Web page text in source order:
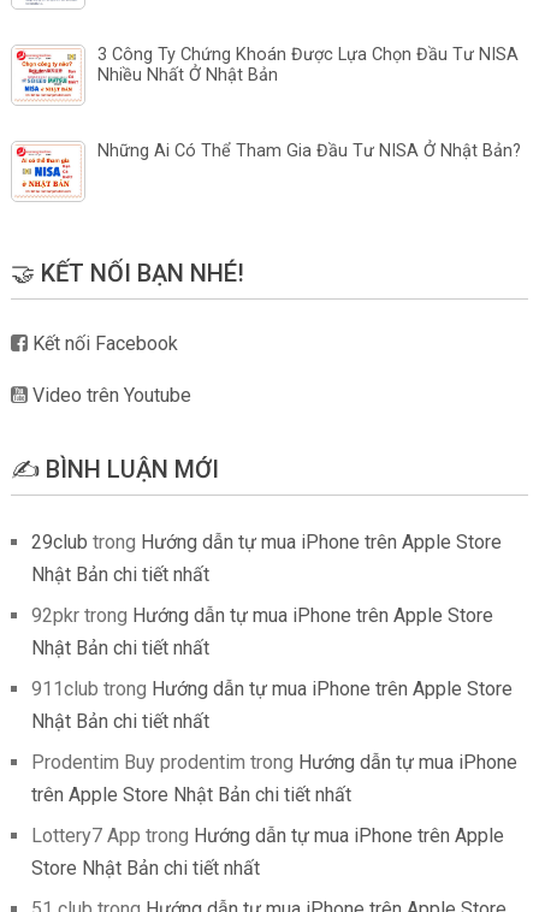
3 Công Ty Chứng Khoán Được Lựa Chọn Đầu Tư NISA
Nhiều Nhất Ở Nhật Bản
Những Ai Có Thể Tham Gia Đầu Tư NISA Ở Nhật Bản?
🤝 KẾT NỐI BẠN NHÉ!
Kết nối Facebook
Video trên Youtube
✍️ BÌNH LUẬN MỚI
29club trong Hướng dẫn tự mua iPhone trên Apple Store
Nhật Bản chi tiết nhất
92pkrtrong Hướng dẫn tự mua iPhone trên Apple Store
Nhật Bản chi tiết nhất
911club trong Hướng dẫn tự mua iPhone trên Apple Store
Nhật Bản chi tiết nhất
Prodentim Buy prodentim trong Hướng dẫn tự mua iPhone
trên Apple Store Nhật Bản chi tiết nhất
Lottery7 App trong Hướng dẫn tự mua iPhone trên Apple
Store Nhật Bản chi tiết nhất